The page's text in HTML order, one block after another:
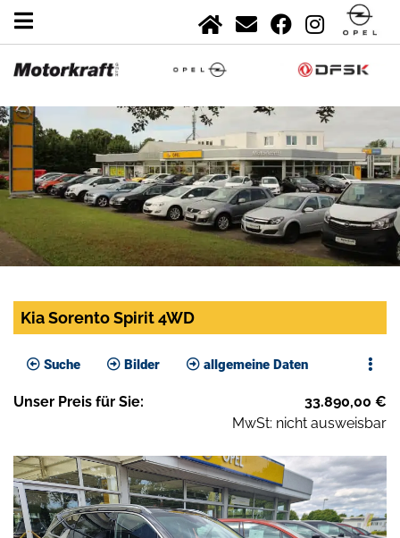
Kia Sorento Spirit 4WD
Suche Bilder allgemeine Daten
Unser Preis für Sie: 33.890,00 €
MwSt: nicht ausweisbar